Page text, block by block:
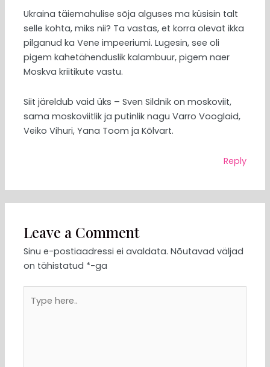
Ukraina täiemahulise sõja alguses ma küsisin talt
selle kohta, miks nii? Ta vastas, et korra olevat ikka
pilganud ka Vene impeeriumi. Lugesin, see oli
pigem kahetähenduslik kalambuur, pigem naer
Moskva kriitikute vastu.
Siit järeldub vaid üks – Sven Sildnik on moskoviit,
sama moskoviitlik ja putinlik nagu Varro Vooglaid,
Veiko Vihuri, Yana Toom ja Kõlvart.
Reply
Leave a Comment
Sinu e-postiaadressi ei avaldata. Nõutavad väljad
on tähistatud *-ga
here..